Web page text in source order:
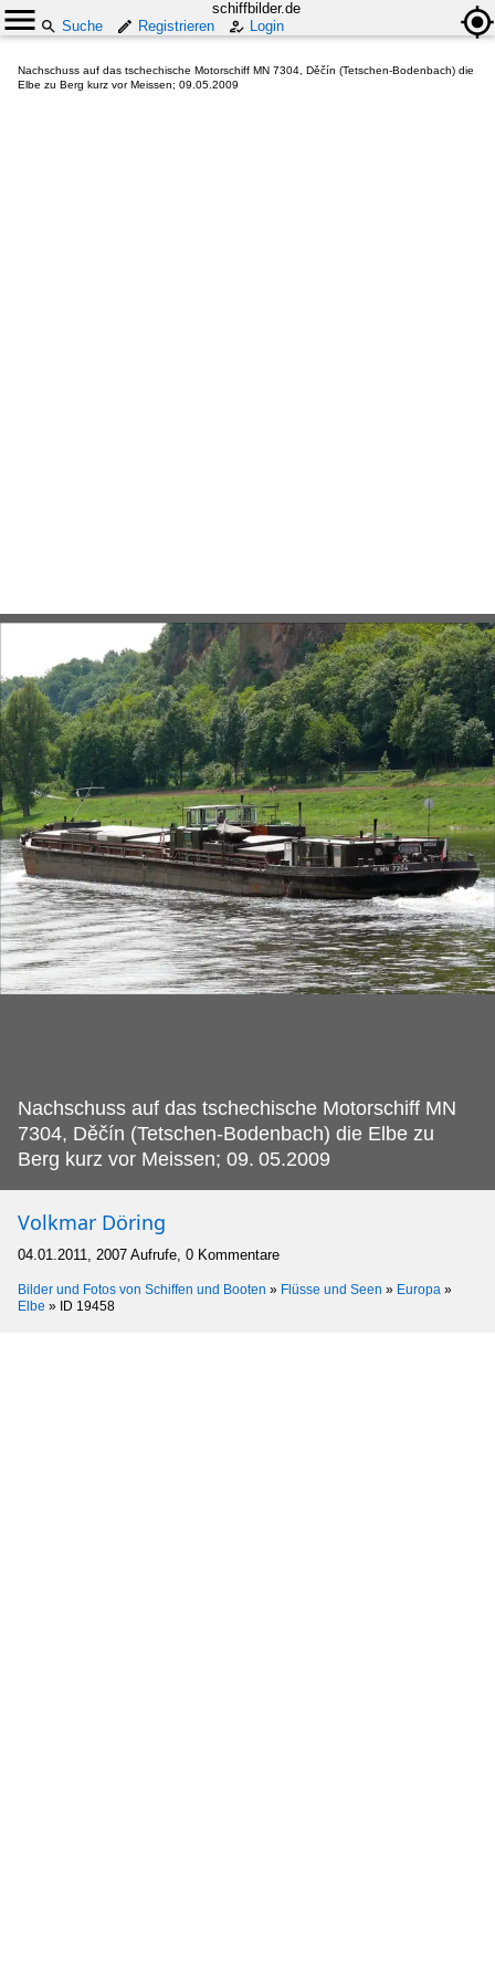
schiffbilder.de
Suche
Registrieren Login
Nachschuss auf das tschechische Motorschiff MN 7304, Děčín (Tetschen-Bodenbach) die
Elbe zu Berg kurz vor Meissen; 09.05.2009
Nachschuss auf das tschechische Motorschiff MN
7304, Děčín (Tetschen-Bodenbach) die Elbe zu
Berg kurz vor Meissen; 09. 05.2009
Volkmar Döring
04.01.2011, 2007 Aufrufe, 0 Kommentare
Bilder und Fotos von Schiffen und Booten » Flüsse und Seen » Europa »
Elbe » ID 19458